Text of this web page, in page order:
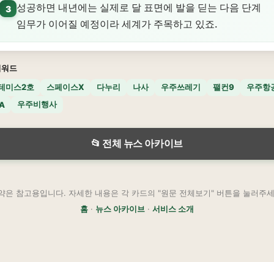
3
성공하면 내년에는 실제로 달 표면에 발을 딛는 다음 단계
임무가 이어질 예정이라 세계가 주목하고 있죠.
드
미스2호
스페이스X 다누리 나사 우주쓰레기 팰컨9
우주항
우주비행사
📂 전체 뉴스 아카이브
은 참고용입니다. 자세한 내용은 각 카드의 "원문 전체보기" 버튼을 눌러주
홈 · 뉴스 아카이브 · 서비스 소개